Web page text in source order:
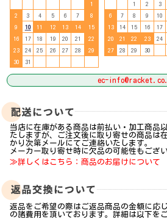
1
2
3 4 5 6 7
8
9
10 11 12 13 14
15
16
17 18 19 20 21
22
23
24 25 26 27 28
29
30
31
1
2 3
6
7 8 9 10
13
14 15 16 17
20
21 22 23 24
27
28 29 30
ec-
当店に在庫がある商品は前払い・加工商品
たしますが、ご注文後に取り寄せの商品は
かり次第メールにてご連絡いたします。
メーカー取り寄せ時に欠品の可能性もござ
≫詳しくはこちら：商品のお届けについて
返品をご希望の際はご返品商品の金額に応
の諸費用を頂いております。詳細は以下を